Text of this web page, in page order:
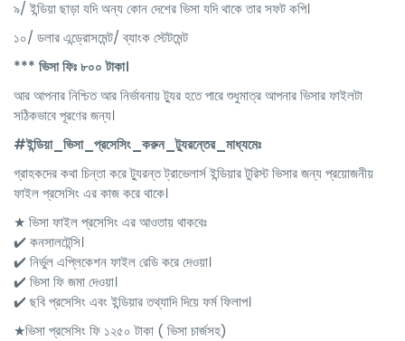
৯/ ইন্ডিয়া ছাড়া যদি অন্য কোন দেশের ভিসা যদি থাকে তার সফট কপি।
১০/ ডলার এন্ড্রোসমেন্ট/ ব্যাংক স্টেটমেন্ট
*** ভিসা ফিঃ ৮০০ টাকা।
আর আপনার নিশ্চিত আর নির্ভাবনায় ট্যুর হতে পারে শুধুমাত্র আপনার ভিসার ফাইলটা
সঠিকভাবে পূরণের জন্য।
#ইন্ডিয়া_ভিসা_প্রসেসিং_করুন_ট্যুরন্তের_মাধ্যমেঃ
গ্রাহকদের কথা চিন্তা করে ট্যুরন্ত ট্রাভেলার্স ইন্ডিয়ার টুরিস্ট ভিসার জন্য প্রয়োজনীয়
ফাইল প্রসেসিং এর কাজ করে থাকে।
★ ভিসা ফাইল প্রসেসিং এর আওতায় থাকবেঃ
✔️ কনসালটেন্সি।
✔️ নির্ভুল এপ্লিকেশন ফাইল রেডি করে দেওয়া।
✔️ ভিসা ফি জমা দেওয়া।
✔️ ছবি প্রসেসিং এবং ইন্ডিয়ার তথ্যাদি দিয়ে ফর্ম ফিলাপ।
★ভিসা প্রসেসিং ফি ১২৫০ টাকা ( ভিসা চার্জসহ)